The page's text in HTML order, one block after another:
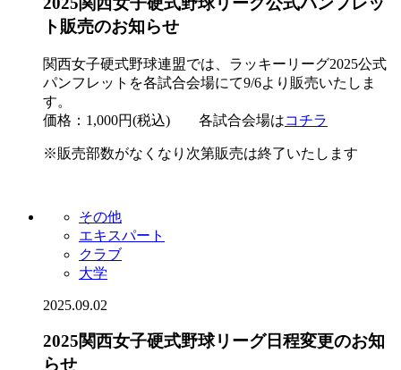
ト販売のお知らせ
関西女子硬式野球連盟では、ラッキーリーグ2025公式
パンフレットを各試合会場にて9/6より販売いたしま
す。
価格：1,000円(税込) 各試合会場はコチラ
※販売部数がなくなり次第販売は終了いたします
その他
エキスパート
クラブ
大学
2025.09.02
2025関西女子硬式野球リーグ日程変更のお知
らせ